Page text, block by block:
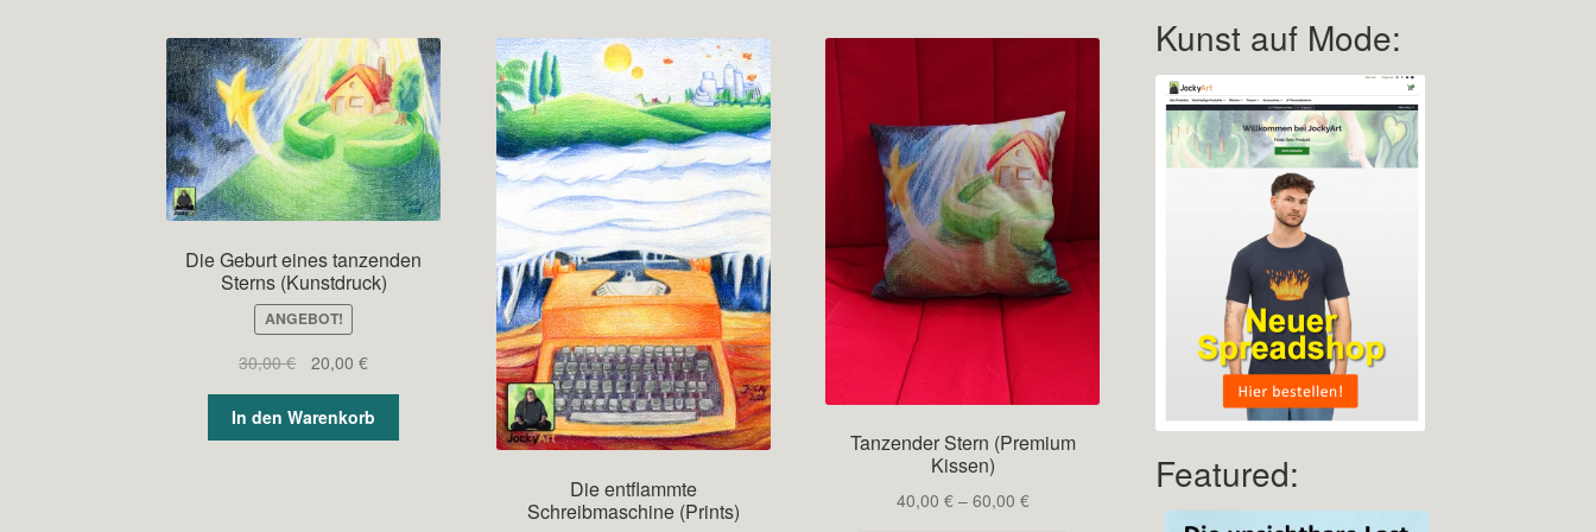
Die Geburt eines tanzenden
Sterns (Kunstdruck)
ANGEBOT!
30,00€
Ursprünglicher
war:
30,00 €
20,00 €Aktueller
ist:
20,00 €.
In den Warenkorb
Die entflammte
Schreibmaschine (Prints)
Tanzender Stern (Premium
Kissen)
40,00 € – 60,00 €Preisspanne:
Kunst auf Mode:
Featured: